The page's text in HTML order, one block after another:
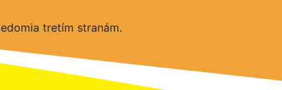
tretím stranám.